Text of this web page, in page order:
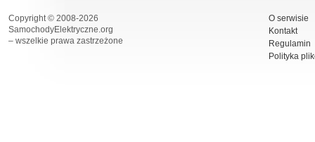
Copyright © 2008-2026
SamochodyElektryczne.org
– wszelkie prawa zastrzeżone
O serwisie
Kontakt
Regulamin
Polityka